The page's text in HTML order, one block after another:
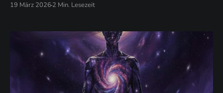
19 März 2026 2 Min. Lesezeit